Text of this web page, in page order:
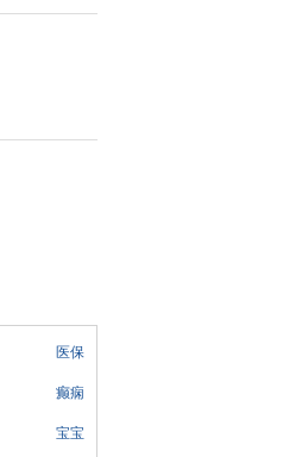
医保
癫痫
宝宝